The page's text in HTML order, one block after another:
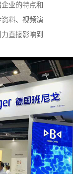
业的特点和
料、视频演
直接影响到